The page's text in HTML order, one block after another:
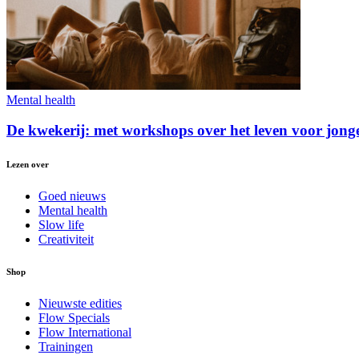
Mental health
De kwekerij: met workshops over het leven voor
Lezen over
Goed nieuws
Mental health
Slow life
Creativiteit
Shop
Nieuwste edities
Flow Specials
Flow International
Trainingen